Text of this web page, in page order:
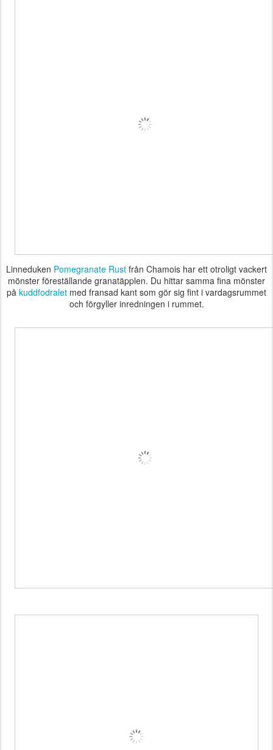
Linneduken Pomegranate Rust från Chamois har ett otroligt vackert
mönster föreställande granatäpplen. Du hittar samma fina mönster
på kuddfodralet med fransad kant som gör sig fint i vardagsrummet
och förgyller inredningen i rummet.